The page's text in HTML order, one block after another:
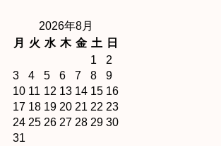
2026年8月
月
火 水 木 金 土
日
1
2
3
4 5 6 7 8
9
10 11 12 13 14 15 16
17 18 19 20 21 22 23
24 25 26 27 28 29 30
31